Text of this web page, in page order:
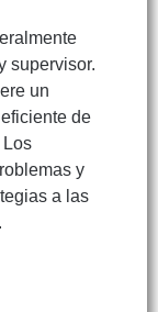
supervisor.
un
de
Los
y
a las